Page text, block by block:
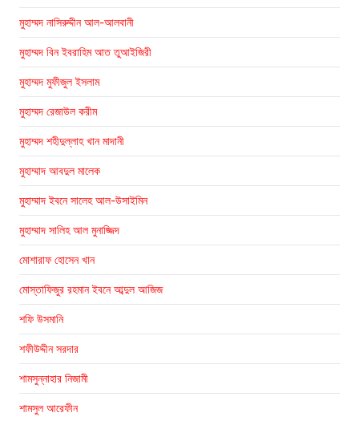
মুহাম্মদ নাসিরুদ্দীন আল-আলবানী
মুহাম্মদ বিন ইবরাহিম আত তুআইজিরী
মুহাম্মদ মুফীজুল ইসলাম
মুহাম্মদ রেজাউল করীম
মুহাম্মদ শহীদুল্লাহ খান মাদানী
মুহাম্মাদ আবদুল মালেক
মুহাম্মাদ ইবনে সালেহ আল-উসাইমিন
মুহাম্মাদ সালিহ আল মুনাজ্জিদ
মোশারাফ হোসেন খান
মোস্তাফিজুর রহমান ইবনে আব্দুল আজিজ
শফি উসমানি
শফীউদ্দীন সরদার
শামসুন্নাহার নিজামী
শামসুল আরেফীন